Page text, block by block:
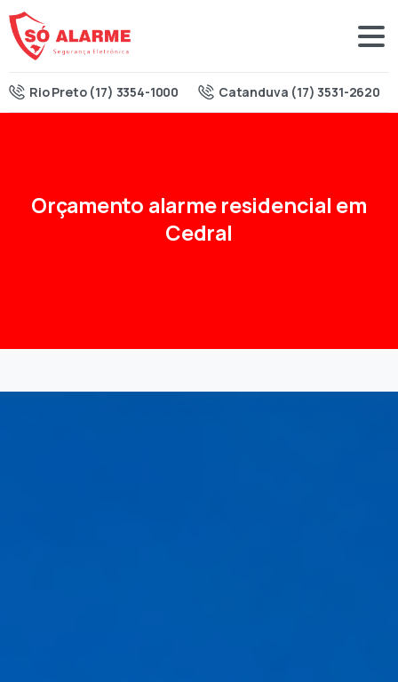
Rio Preto (17) 3354-1000 Catanduva (17) 3531-2620
Orçamento alarme residencial em
Cedral